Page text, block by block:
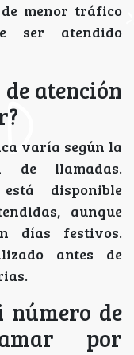
menor tráfico
ser atendido
atención
varía según la
de llamadas.
disponible
aunque
días festivos.
antes de
número de
por